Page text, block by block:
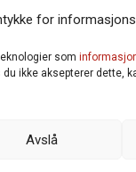
for
som
ikke aksepterer dette,
Avslå